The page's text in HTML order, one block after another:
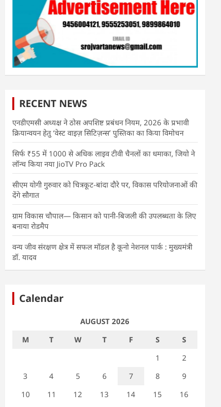
RECENT NEWS
एनडीएमसी अध्यक्ष ने ठोस अपशिष्ट प्रबंधन नियम, 2026 के प्रभावी
क्रियान्वयन हेतु ‘वेस्ट वाइज़ सिटिज़न्स’ पुस्तिका का किया विमोचन
सिर्फ ₹55 में 1000 से अधिक लाइव टीवी चैनलों का धमाका, जियो ने
लॉन्च किया नया JioTV Pro Pack
सीएम योगी गुरुवार को चित्रकूट-बांदा दौरे पर, विकास परियोजनाओं की
देंगे सौगात
ग्राम विकास चौपाल— किसान को पानी-बिजली की उपलब्धता के लिए
बनाया रोडमैप
वन्य जीव संरक्षण क्षेत्र में सफल मॉडल है कूनो नेशनल पार्क : मुख्यमंत्री
डॉ. यादव
Calendar
AUGUST 2026
M
T W T F S
S
1
2
3
4 5 6 7 8
9
10
11 12 13 14 15
16